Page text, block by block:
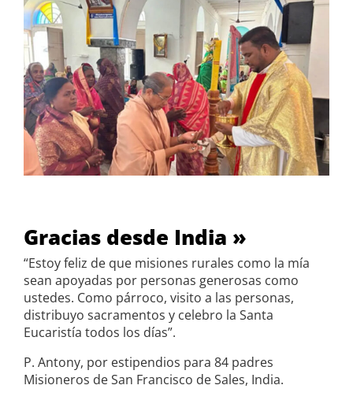
Gracias desde India »
“Estoy feliz de que misiones rurales como la mía
sean apoyadas por personas generosas como
ustedes. Como párroco, visito a las personas,
distribuyo sacramentos y celebro la Santa
Eucaristía todos los días”.
P. Antony, por estipendios para 84 padres
Misioneros de San Francisco de Sales, India.